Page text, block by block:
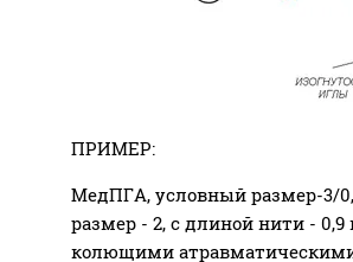
ПРИМЕР:
МедПГА, условный размер-3/
размер - 2, с длиной нити -
колющими